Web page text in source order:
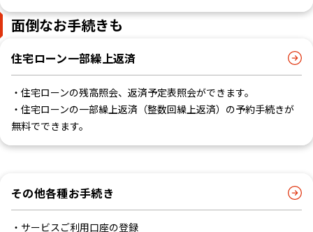
面倒なお手続きも
住宅ローン一部繰上返済
・住宅ローンの残高照会、返済予定表照会ができます。
・住宅ローンの一部繰上返済（整数回繰上返済）の予約手続きが
無料でできます。
その他各種お手続き
・サービスご利用口座の登録